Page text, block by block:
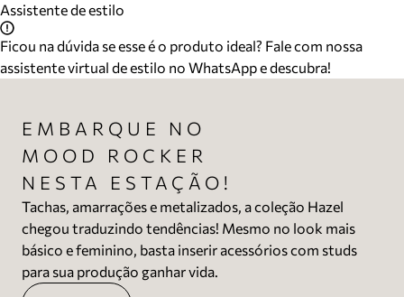
Assistente de estilo
Ficou na dúvida se esse é o produto ideal? Fale com nossa
assistente virtual de estilo no WhatsApp e descubra!
EMBARQUE NO
MOOD ROCKER
NESTA ESTAÇÃO!
Tachas, amarrações e metalizados, a coleção Hazel
chegou traduzindo tendências! Mesmo no look mais
básico e feminino, basta inserir acessórios com studs
para sua produção ganhar vida.